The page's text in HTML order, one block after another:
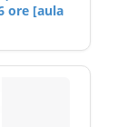
ore [aula